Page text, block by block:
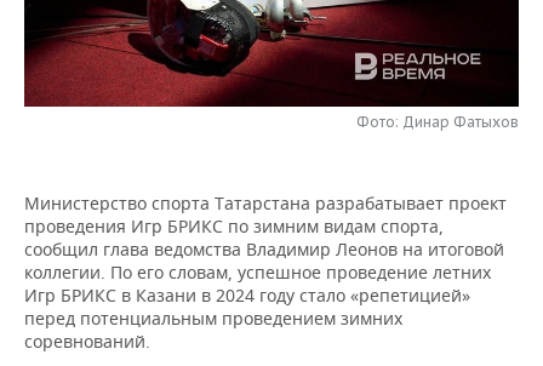
НЕФТЕХИМИЯ
НЕФТЬ
РОЗНИЧНАЯ ТОРГОВЛЯ
ТРАНСПОРТ
НОВОСТИ ТЕХНОЛОГИЙ
IT
ТЕЛЕКОММУНИКАЦИИ
МЕРОПРИЯТИЯ
НОВОСТИ МЕРОПРИЯТИЙ
БИЗНЕС-БРАНЧИ
ONLINE-КОНФЕРЕНЦИИ
ОТКРЫТАЯ ЛЕКЦИЯ
СПОРТ
ФУТБОЛ
ХОККЕЙ
БАСКЕТБОЛ
НОВОСТИ ОБЩЕСТВА
ВЛАСТЬ
ИНФРАСТРУКТУРА
ФОТОГАЛЕРЕЯ
СЮЖЕТЫ
СПРАВОЧНИК
Фото: Динар Фатыхов
Министерство спорта Татарстана разрабатывает проект
проведения Игр БРИКС по зимним видам спорта,
сообщил глава ведомства Владимир Леонов на итоговой
коллегии. По его словам, успешное проведение летних
Игр БРИКС в Казани в 2024 году стало «репетицией»
перед потенциальным проведением зимних
соревнований.